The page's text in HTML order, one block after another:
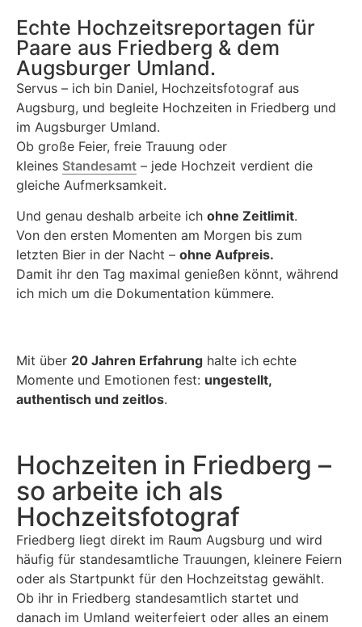
Echte Hochzeitsreportagen für
Paare aus Friedberg & dem
Augsburger Umland.
Servus – ich bin Daniel, Hochzeitsfotograf aus
Augsburg, und begleite Hochzeiten in Friedberg und
im Augsburger Umland.
Ob große Feier, freie Trauung oder
kleines Standesamt – jede Hochzeit verdient die
gleiche Aufmerksamkeit.
Und genau deshalb arbeite ich ohne Zeitlimit.
Von den ersten Momenten am Morgen bis zum
letzten Bier in der Nacht – ohne Aufpreis.
Damit ihr den Tag maximal genießen könnt, während
ich mich um die Dokumentation kümmere.
Mit über 20 Jahren Erfahrung halte ich echte
Momente und Emotionen fest: ungestellt,
authentisch und zeitlos.
Hochzeiten in Friedberg –
so arbeite ich als
Hochzeitsfotograf
Friedberg liegt direkt im Raum Augsburg und wird
häufig für standesamtliche Trauungen, kleinere Feiern
oder als Startpunkt für den Hochzeitstag gewählt.
Ob ihr in Friedberg standesamtlich startet und
danach im Umland weiterfeiert oder alles an einem